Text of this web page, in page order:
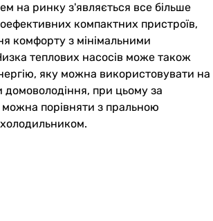
на ринку з'являється все більше
компактних пристроїв,
комфорту з мінімальними
теплових насосів може також
яку можна використовувати на
домоволодіння, при цьому за
можна порівняти з пральною